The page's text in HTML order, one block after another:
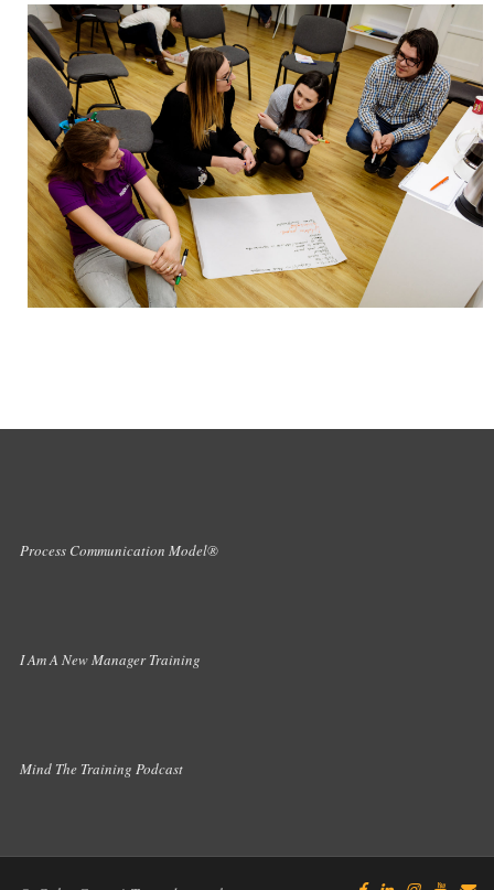
Process Communication Model®
I Am A New Manager Training
Mind The Training Podcast